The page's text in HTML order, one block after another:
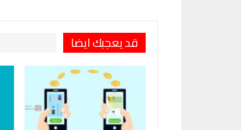
قد يعجبك ايضا